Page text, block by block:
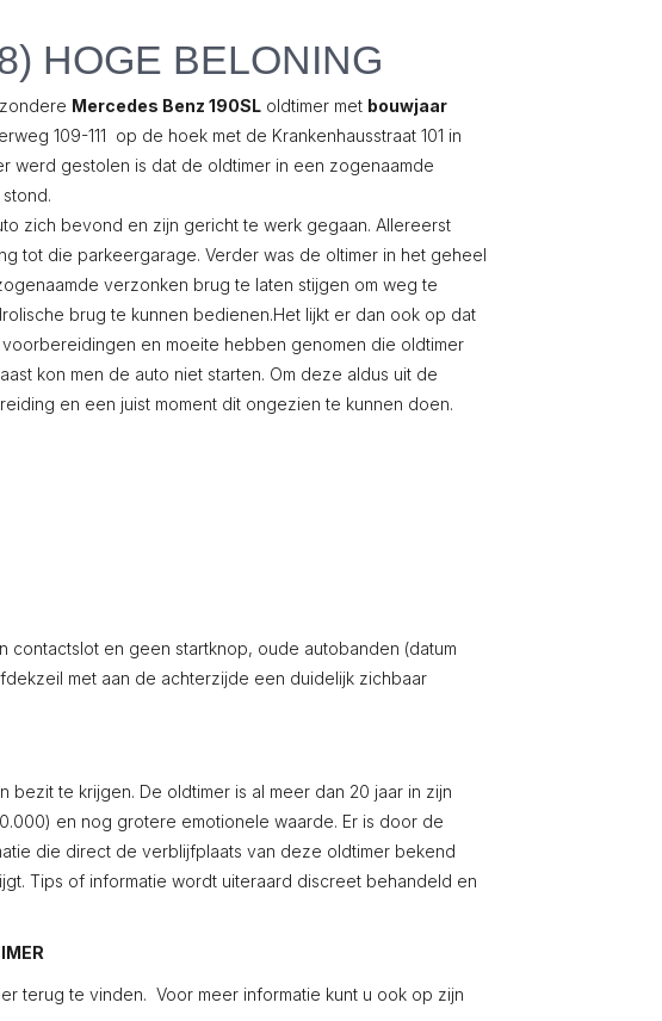
HOGE BELONING
Mercedes Benz 190SL oldtimer met bouwjaar
109-111 op de hoek met de Krankenhausstraat 101 in
werd gestolen is dat de oldtimer in een zogenaamde
zich bevond en zijn gericht te werk gegaan. Allereerst
tot die parkeergarage. Verder was de oltimer in het geheel
verzonken brug te laten stijgen om weg te
brug te kunnen bedienen.Het lijkt er dan ook op dat
en moeite hebben genomen die oldtimer
kon men de auto niet starten. Om deze aldus uit de
en een juist moment dit ongezien te kunnen doen.
en geen startknop, oude autobanden (datum
met aan de achterzijde een duidelijk zichbaar
te krijgen. De oldtimer is al meer dan 20 jaar in zijn
en nog grotere emotionele waarde. Er is door de
die direct de verblijfplaats van deze oldtimer bekend
Tips of informatie wordt uiteraard discreet behandeld en
terug te vinden. Voor meer informatie kunt u ook op zijn